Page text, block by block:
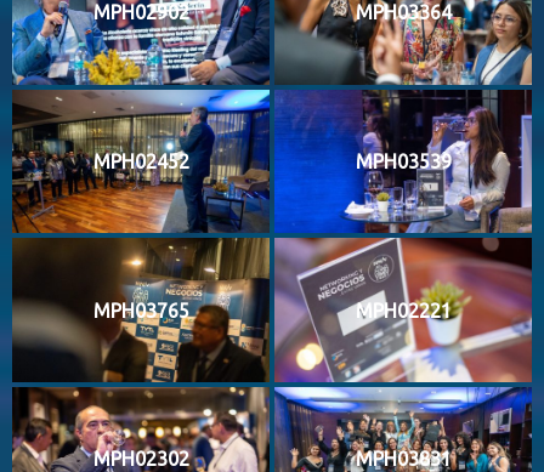
MPH02902 MPH03364
MPH02452 MPH03539
MPH03765 MPH02221
MPH02302 MPH03831